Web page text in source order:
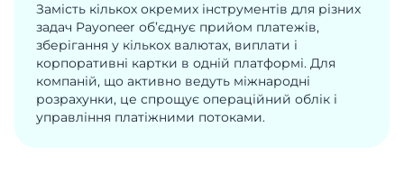
Замість кількох окремих інструментів для різних
задач Payoneer об’єднує прийом платежів,
зберігання у кількох валютах, виплати і
корпоративні картки в одній платформі. Для
компаній, що активно ведуть міжнародні
розрахунки, це спрощує операційний облік і
управління платіжними потоками.